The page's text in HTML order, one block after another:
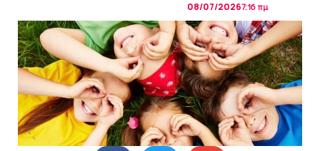
08/07/20267:16 πμ